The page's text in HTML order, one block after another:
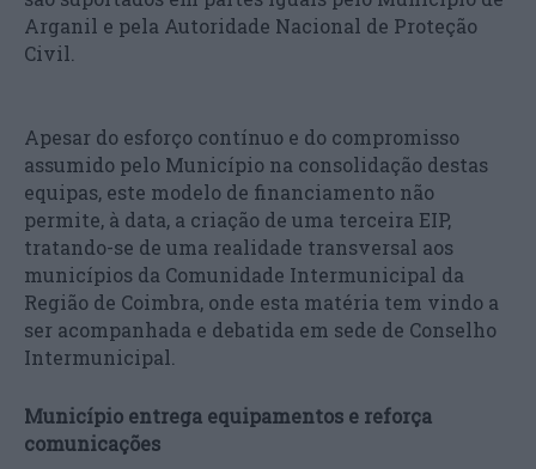
Arganil e pela Autoridade Nacional de Proteção
Civil.
Apesar do esforço contínuo e do compromisso
assumido pelo Município na consolidação destas
equipas, este modelo de financiamento não
permite, à data, a criação de uma terceira EIP,
tratando-se de uma realidade transversal aos
municípios da Comunidade Intermunicipal da
Região de Coimbra, onde esta matéria tem vindo a
ser acompanhada e debatida em sede de Conselho
Intermunicipal.
Município entrega equipamentos e reforça
comunicações